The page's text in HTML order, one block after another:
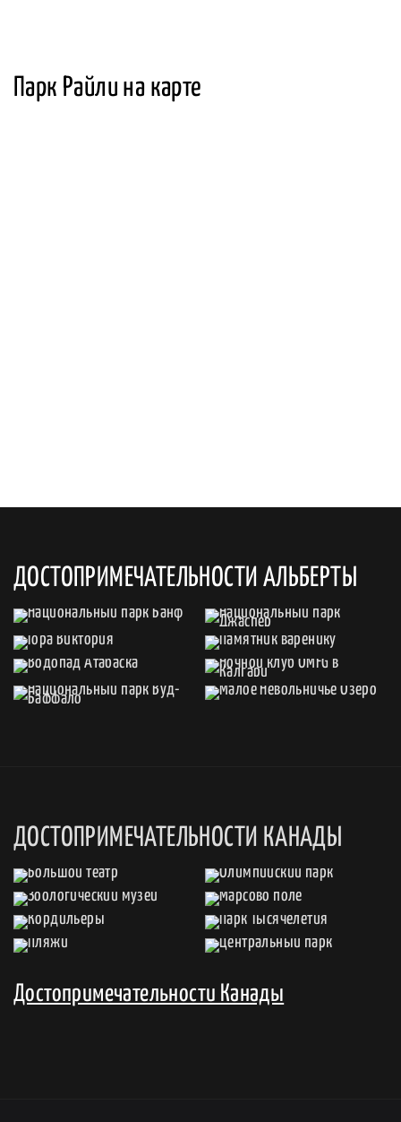
Парк Райли на карте
ДОСТОПРИМЕЧАТЕЛЬНОСТИ АЛЬБЕРТЫ
ДОСТОПРИМЕЧАТЕЛЬНОСТИ КАНАДЫ
Достопримечательности Канады